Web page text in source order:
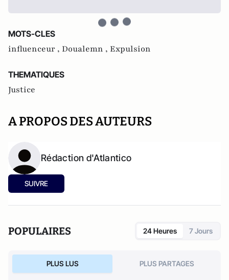
MOTS-CLES
influenceur , Doualemn , Expulsion
THEMATIQUES
Justice
A PROPOS DES AUTEURS
Rédaction d'Atlantico
SUIVRE
POPULAIRES 24 Heures 7 Jours
PLUS LUS PLUS PARTAGES